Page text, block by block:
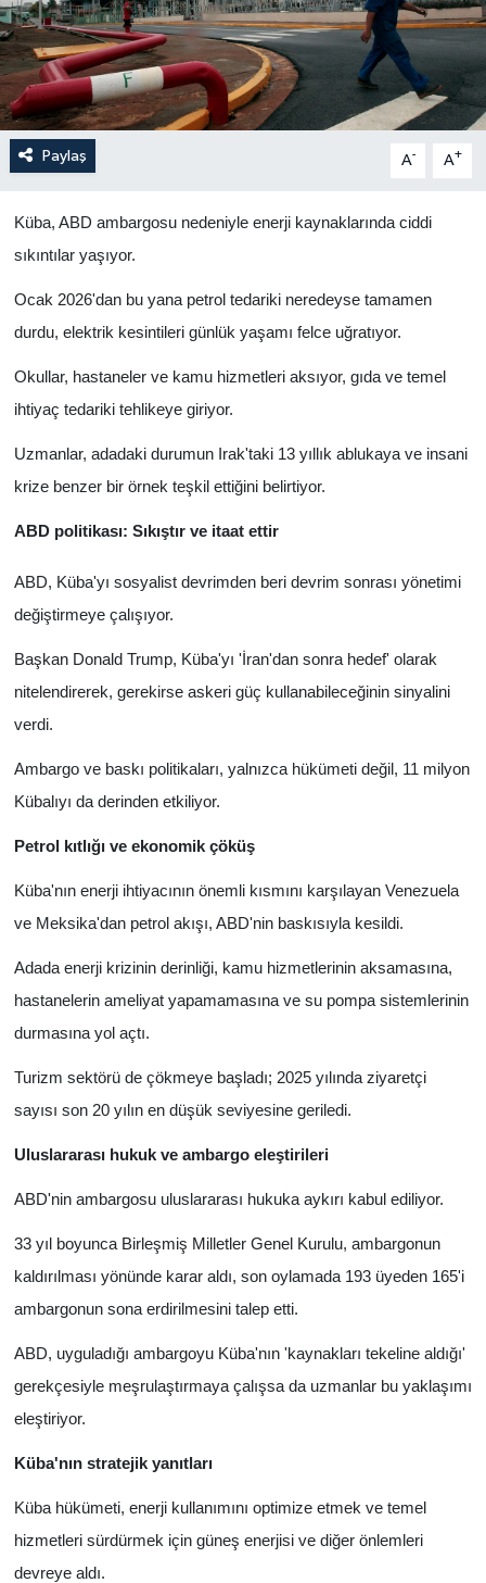
Paylaş A- A+
Küba, ABD ambargosu nedeniyle enerji kaynaklarında ciddi
sıkıntılar yaşıyor.
Ocak 2026'dan bu yana petrol tedariki neredeyse tamamen
durdu, elektrik kesintileri günlük yaşamı felce uğratıyor.
Okullar, hastaneler ve kamu hizmetleri aksıyor, gıda ve temel
ihtiyaç tedariki tehlikeye giriyor.
Uzmanlar, adadaki durumun Irak'taki 13 yıllık ablukaya ve insani
krize benzer bir örnek teşkil ettiğini belirtiyor.
ABD politikası: Sıkıştır ve itaat ettir
ABD, Küba'yı sosyalist devrimden beri devrim sonrası yönetimi
değiştirmeye çalışıyor.
Başkan Donald Trump, Küba'yı 'İran'dan sonra hedef' olarak
nitelendirerek, gerekirse askeri güç kullanabileceğinin sinyalini
verdi.
Ambargo ve baskı politikaları, yalnızca hükümeti değil, 11 milyon
Kübalıyı da derinden etkiliyor.
Petrol kıtlığı ve ekonomik çöküş
Küba'nın enerji ihtiyacının önemli kısmını karşılayan Venezuela
ve Meksika'dan petrol akışı, ABD'nin baskısıyla kesildi.
Adada enerji krizinin derinliği, kamu hizmetlerinin aksamasına,
hastanelerin ameliyat yapamamasına ve su pompa sistemlerinin
durmasına yol açtı.
Turizm sektörü de çökmeye başladı; 2025 yılında ziyaretçi
sayısı son 20 yılın en düşük seviyesine geriledi.
Uluslararası hukuk ve ambargo eleştirileri
ABD'nin ambargosu uluslararası hukuka aykırı kabul ediliyor.
33 yıl boyunca Birleşmiş Milletler Genel Kurulu, ambargonun
kaldırılması yönünde karar aldı, son oylamada 193 üyeden 165'i
ambargonun sona erdirilmesini talep etti.
ABD, uyguladığı ambargoyu Küba'nın 'kaynakları tekeline aldığı'
gerekçesiyle meşrulaştırmaya çalışsa da uzmanlar bu yaklaşımı
eleştiriyor.
Küba'nın stratejik yanıtları
Küba hükümeti, enerji kullanımını optimize etmek ve temel
hizmetleri sürdürmek için güneş enerjisi ve diğer önlemleri
devreye aldı.